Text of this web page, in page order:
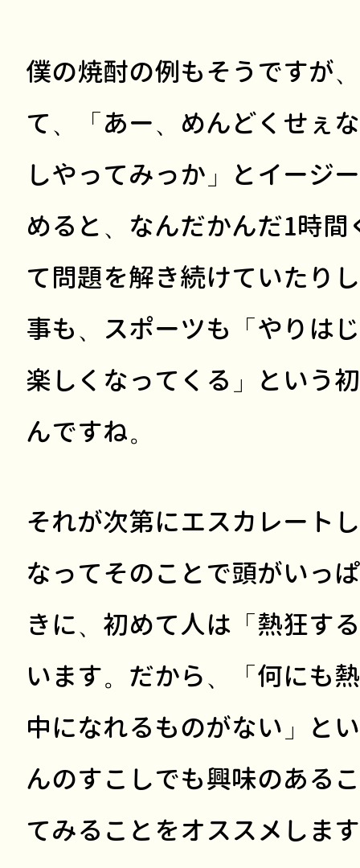
僕の焼酎の例もそうですが
て、「あー、めんどくせぇ
しやってみっか」とイージ
めると、なんだかんだ1時
て問題を解き続けていたり
事も、スポーツも「やりは
楽しくなってくる」という
んですね。
それが次第にエスカレート
なってそのことで頭がいっ
きに、初めて人は「熱狂す
います。だから、「何にも
中になれるものがない」と
んのすこしでも興味のある
てみることをオススメしま